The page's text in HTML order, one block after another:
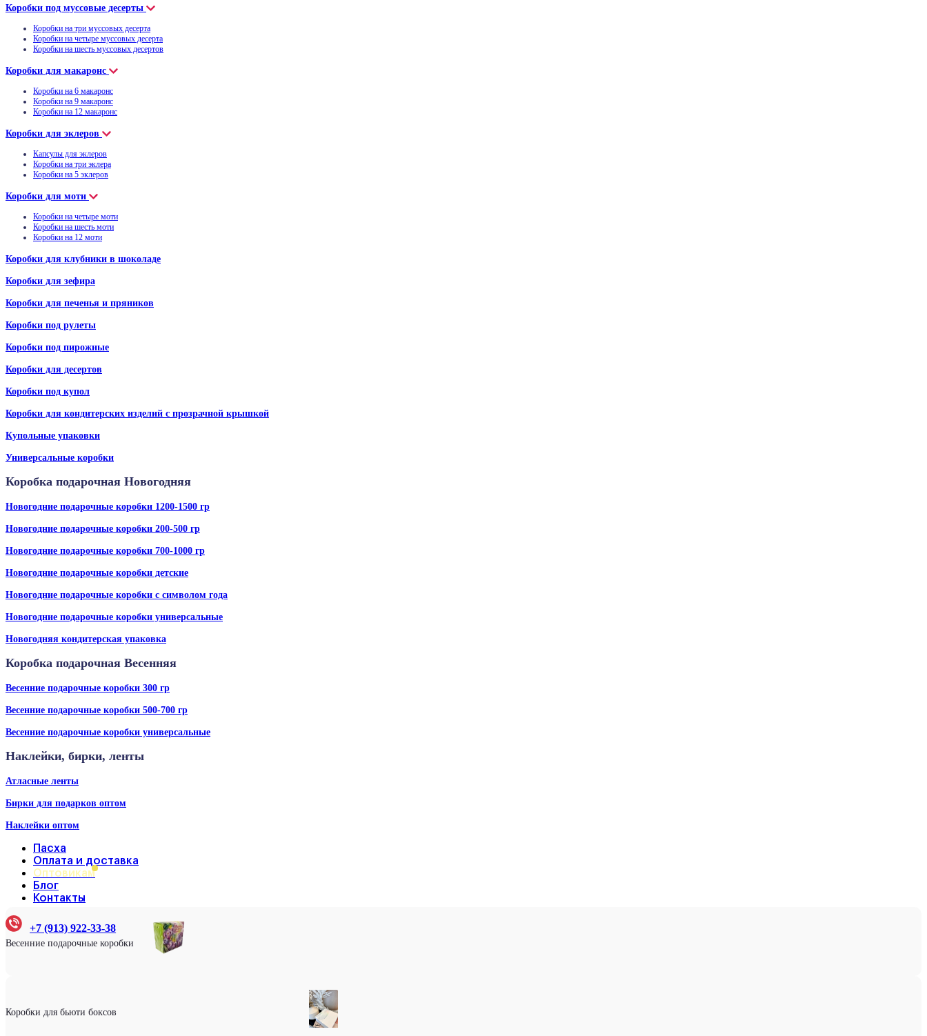
Коробки под муссовые десерты
Коробки на три муссовых десерта
Коробки на четыре муссовых десерта
Коробки на шесть муссовых десертов
Коробки для макаронс
Коробки на 6 макаронс
Коробки на 9 макаронс
Коробки на 12 макаронс
Коробки для эклеров
Капсулы для эклеров
Коробки на три эклера
Коробки на 5 эклеров
Коробки для моти
Коробки на четыре моти
Коробки на шесть моти
Коробки на 12 моти
Коробки для клубники в шоколаде
Коробки для зефира
Коробки для печенья и пряников
Коробки под рулеты
Коробки под пирожные
Коробки для десертов
Коробки под купол
Коробки для кондитерских изделий с прозрачной крышкой
Купольные упаковки
Универсальные коробки
Коробка подарочная Новогодняя
Новогодние подарочные коробки 1200-1500 гр
Новогодние подарочные коробки 200-500 гр
Новогодние подарочные коробки 700-1000 гр
Новогодние подарочные коробки детские
Новогодние подарочные коробки с символом года
Новогодние подарочные коробки универсальные
Новогодняя кондитерская упаковка
Коробка подарочная Весенняя
Весенние подарочные коробки 300 гр
Весенние подарочные коробки 500-700 гр
Весенние подарочные коробки универсальные
Наклейки, бирки, ленты
Атласные ленты
Бирки для подарков оптом
Наклейки оптом
Пасха
Оплата и доставка
Оптовикам
Блог
Контакты
+7 (913) 922-33-38
Весенние подарочные коробки
Коробки для бьюти боксов